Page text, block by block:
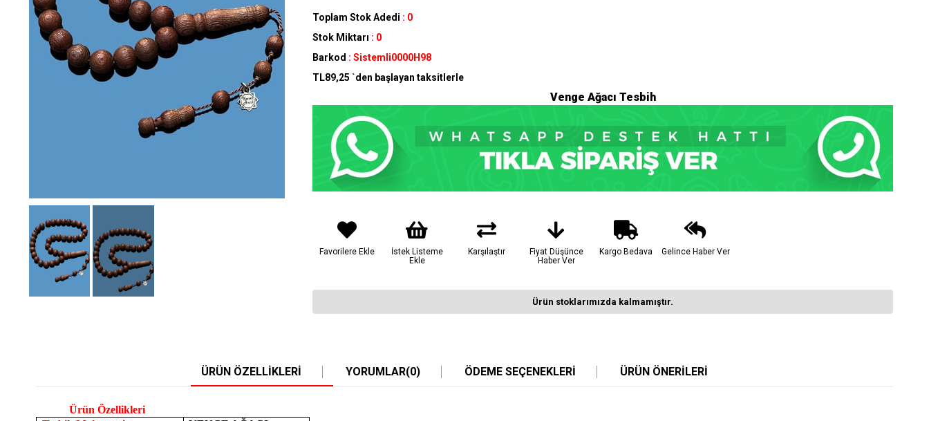
Toplam Stok Adedi : 0
Stok Miktarı : 0
Barkod : Sistemli0000H98
TL89,25 `den başlayan taksitlerle
Venge Ağacı Tesbih
Favorilere Ekle
İstek Listeme
Ekle
Karşılaştır
Fiyat Düşünce
Haber Ver
Kargo Bedava Gelince Haber Ver
Ürün stoklarımızda kalmamıştır.
ÜRÜN ÖZELLIKLERI YORUMLAR(0) ÖDEME SEÇENEKLERI ÜRÜN ÖNERILERI
Ürün Özellikleri